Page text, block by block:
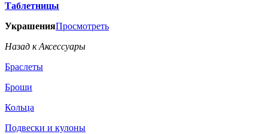
Таблетницы
УкрашенияПросмотреть
Назад к Аксессуары
Браслеты
Броши
Кольца
Подвески и кулоны